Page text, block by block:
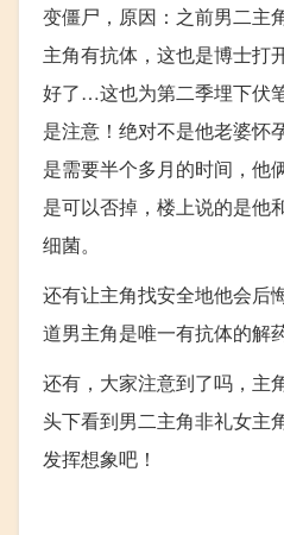
变僵尸，原因：之前男二主
主角有抗体，这也是博士打
好了…这也为第二季埋下伏
是注意！绝对不是他老婆怀
是需要半个多月的时间，他
是可以否掉，楼上说的是他
细菌。
还有让主角找安全地他会后
道男主角是唯一有抗体的解药
还有，大家注意到了吗，主
头下看到男二主角非礼女主
发挥想象吧！